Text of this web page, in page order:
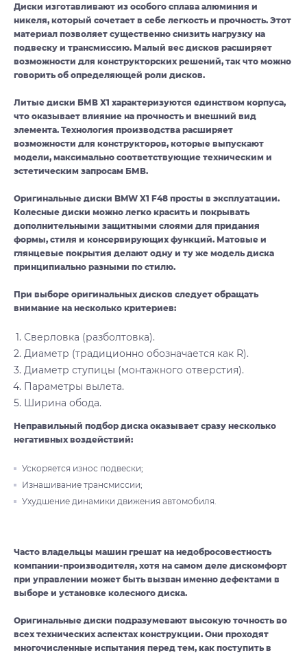
Диски изготавливают из особого сплава алюминия и
никеля, который сочетает в себе легкость и прочность. Этот
материал позволяет существенно снизить нагрузку на
подвеску и трансмиссию. Малый вес дисков расширяет
возможности для конструкторских решений, так что можно
говорить об определяющей роли дисков.
Литые диски БМВ Х1 характеризуются единством корпуса,
что оказывает влияние на прочность и внешний вид
элемента. Технология производства расширяет
возможности для конструкторов, которые выпускают
модели, максимально соответствующие техническим и
эстетическим запросам БМВ.
Оригинальные диски BMW X1 F48 просты в эксплуатации.
Колесные диски можно легко красить и покрывать
дополнительными защитными слоями для придания
формы, стиля и консервирующих функций. Матовые и
глянцевые покрытия делают одну и ту же модель диска
принципиально разными по стилю.
При выборе оригинальных дисков следует обращать
внимание на несколько критериев:
Сверловка (разболтовка).
Диаметр (традиционно обозначается как R).
Диаметр ступицы (монтажного отверстия).
Параметры вылета.
Ширина обода.
Неправильный подбор диска оказывает сразу несколько
негативных воздействий:
Ускоряется износ подвески;
Изнашивание трансмиссии;
Ухудшение динамики движения автомобиля.
Часто владельцы машин грешат на недобросовестность
компании-производителя, хотя на самом деле дискомфорт
при управлении может быть вызван именно дефектами в
выборе и установке колесного диска.
Оригинальные диски подразумевают высокую точность во
всех технических аспектах конструкции. Они проходят
многочисленные испытания перед тем, как поступить в